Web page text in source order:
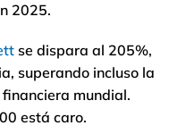
2025.
se dispara al 205%,
superando incluso la
mundial.
está caro.